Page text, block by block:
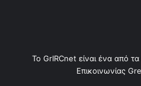
Το GrIRCnet είναι ένα από
Επικοινωνίας